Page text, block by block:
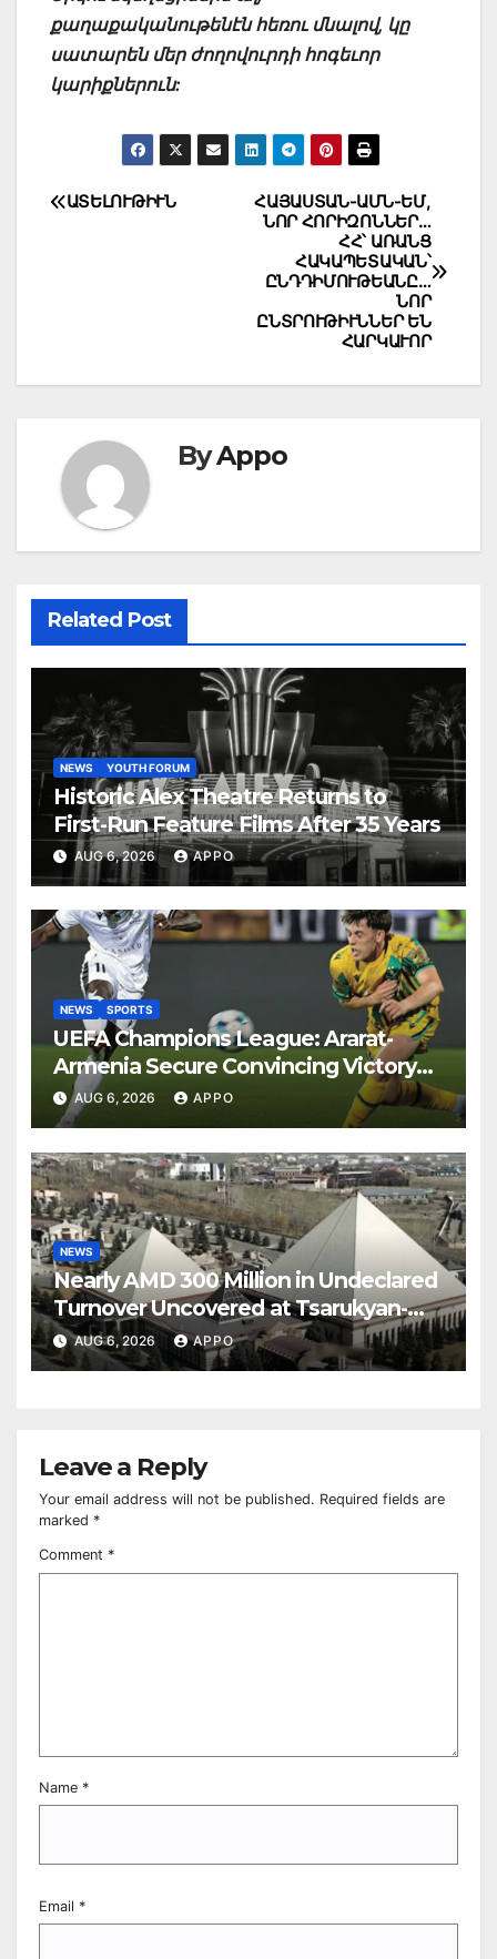
քաղաքականութենէն հեռու մնալով, կը
սատարեն մեր ժողովուրդի հոգեւոր
կարիքներուն:
Post
ՀԱՅԱՍՏԱՆ-ԱՄՆ-ԵՄ,
ՆՈՐ ՀՈՐԻԶՈՆՆԵՐ…
ՀՀ՝ ԱՌԱՆՑ
ՀԱԿԱՊԵՏԱԿԱՆ՝
ԸՆԴԴԻՄՈՒԹԵԱՆԸ…
ՆՈՐ
ԸՆՏՐՈՒԹԻՒՆՆԵՐ ԵՆ
ՀԱՐԿԱՒՈՐ
ԱՏԵԼՈՒԹԻՒՆ
ByAppo
Related Post
NEWS YOUTH FORUM
Historic Alex Theatre Returns to
First-Run Feature Films After 35 Years
AUG 6, 2026 APPO
NEWS SPORTS
UEFA Champions League: Ararat-
Armenia Secure Convincing Victory
Over Shamrock Rovers 2-0
AUG 6, 2026 APPO
NEWS
Nearly AMD 300 Million in Undeclared
Turnover Uncovered at Tsarukyan-
Owned Entertainment Center
AUG 6, 2026 APPO
Leave a Reply
Your email address will not be published. Required fields are
marked *
Comment *
Name *
Email *